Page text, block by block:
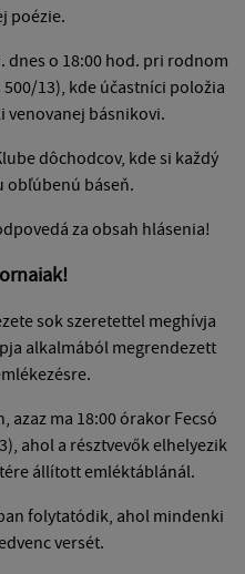
poézie.
dnes o 18:00 hod. pri rodnom
500/13), kde účastníci položia
venovanej básnikovi.
dôchodcov, kde si každý
obľúbenú báseň.
za obsah hlásenia!
sok szeretettel meghívja
alkalmából megrendezett
azaz ma 18:00 órakor Fecsó
ahol a résztvevők elhelyezik
állított emléktáblánál.
folytatódik, ahol mindenki
versét.